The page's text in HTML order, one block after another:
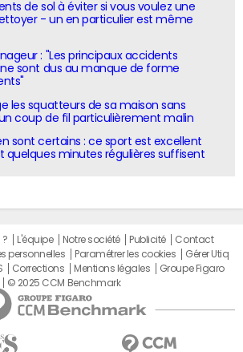
de sol à éviter si vous voulez une
- un en particulier est même
: "Les principaux accidents
sont dus au manque de forme
les squatteurs de sa maison sans
coup de fil particulièrement malin
sont certains : ce sport est excellent
quelques minutes régulières suffisent
? L'équipe Notre société Publicité
Contact
personnelles Paramétrer les cookies
Gérer Utiq
Corrections Mentions légales
Groupe Figaro
© 2025 CCM Benchmark